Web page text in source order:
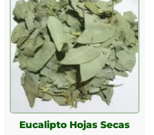
Eucalipto Hojas Secas